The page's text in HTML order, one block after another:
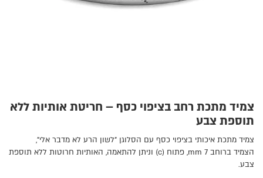
צמיד מתכת רחב בציפוי כסף – חריטת אותיות ללא
תוספת צבע
צמיד מתכת איכותי בציפוי כסף עם הסלוגן "לשון הרע לא מדבר אלי",
הצמיד ברוחב 7 mm, פתוח (c) וניתן להתאמה, האותיות חרוטות ללא תוספת
צבע.